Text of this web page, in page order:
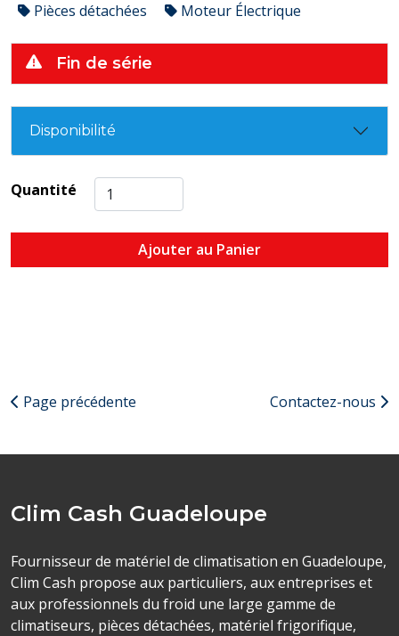
Pièces détachées Moteur Électrique
Fin de série
Disponibilité
Quantité
Ajouter au Panier
Page précédente Contactez-nous
Clim Cash Guadeloupe
Fournisseur de matériel de climatisation en Guadeloupe,
Clim Cash propose aux particuliers, aux entreprises et
aux professionnels du froid une large gamme de
climatiseurs, pièces détachées, matériel frigorifique,